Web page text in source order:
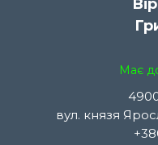
Має
вул. князя